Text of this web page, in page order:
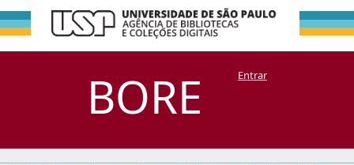
BORE
Filtrar por:
Assunto
DSpace/Manakin + CoriscoEntrar